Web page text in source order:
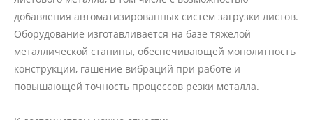
добавления автоматизированных систем загрузки листов.
Оборудование изготавливается на базе тяжелой
металлической станины, обеспечивающей монолитность
конструкции, гашение вибраций при работе и
повышающей точность процессов резки металла.